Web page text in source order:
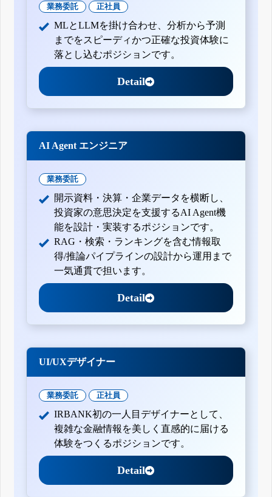
業務委託 正社員
MLとLLMを掛け合わせ、分析から予測
までをスピーディかつ正確な投資体験に
落とし込むポジションです。
Detail
AI Agent エンジニア
業務委託
開示資料・決算・企業データを横断し、
投資家の意思決定を支援するAI Agent機
能を設計・実装するポジションです。
RAG・検索・ランキングを含む情報取
得/推論パイプラインの設計から運用まで
一気通貫で担います。
Detail
UI/UXデザイナー
業務委託 正社員
IRBANK初の一人目デザイナーとして、
複雑な金融情報を美しく直感的に届ける
体験をつくるポジションです。
Detail